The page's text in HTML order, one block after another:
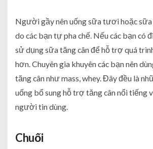
Người gầy nên uống sữa tươi hoặc
do các bạn tự pha chế. Nếu các bạn có
sử dụng sữa tăng cân để hỗ trợ quá
hơn. Chuyên gia khuyên các bạn nên
tăng cân như mass, whey. Đây đều là
uống bổ sung hỗ trợ tăng cân nổi tiếng
người tin dùng.
Chuối